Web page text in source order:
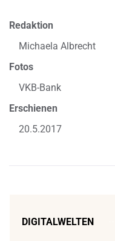
Redaktion
Michaela Albrecht
Fotos
VKB-Bank
Erschienen
20.5.2017
DIGITALWELTEN